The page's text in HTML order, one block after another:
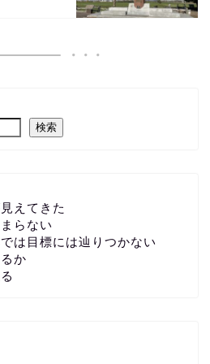
検索
えてきた
らない
は目標には辿りつかない
か